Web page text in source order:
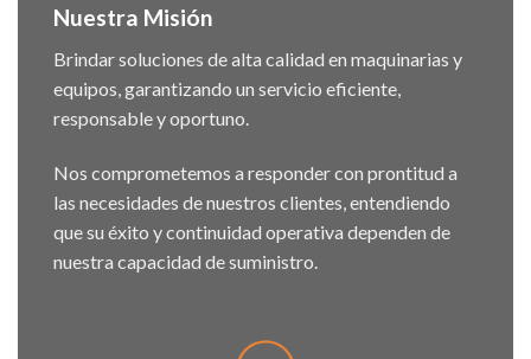
Nuestra Misión
Brindar soluciones de alta calidad en maquinarias y
equipos, garantizando un servicio eficiente,
responsable y oportuno.
Nos comprometemos a responder con prontitud a
las necesidades de nuestros clientes, entendiendo
que su éxito y continuidad operativa dependen de
nuestra capacidad de suministro.